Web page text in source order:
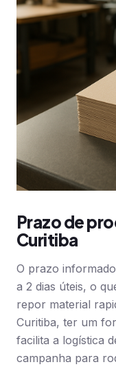
Prazo de
Curitiba
O prazo
a 2 dias úteis, o
repor material
Curitiba, ter um
facilita a logística
campanha para